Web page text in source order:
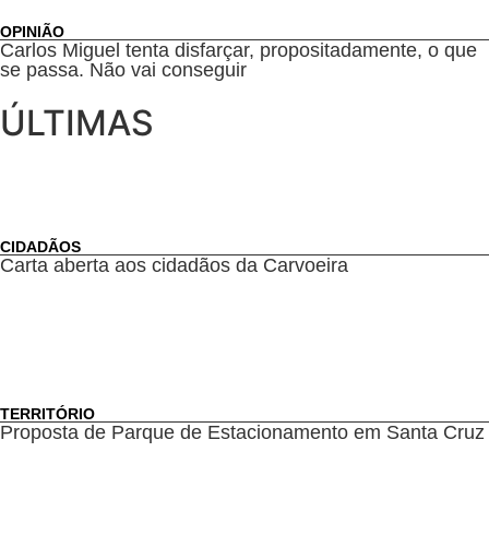
OPINIÃO
Carlos Miguel tenta disfarçar, propositadamente, o que
se passa. Não vai conseguir
ÚLTIMAS
CIDADÃOS
Carta aberta aos cidadãos da Carvoeira
TERRITÓRIO
Proposta de Parque de Estacionamento em Santa Cruz